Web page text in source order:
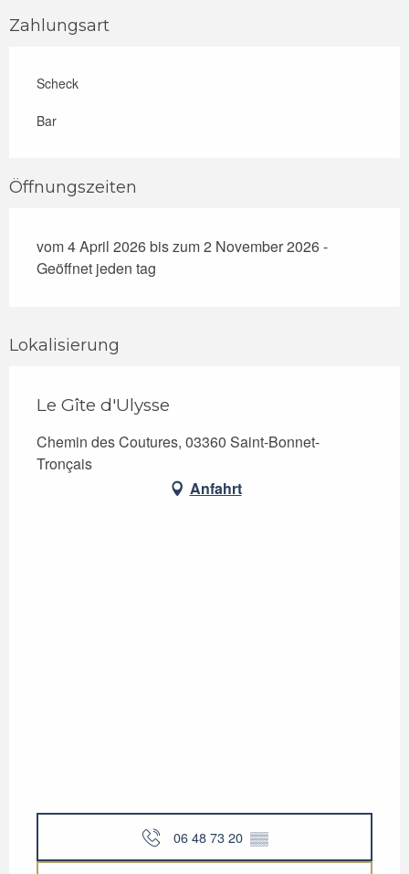
Zahlungsart
Scheck
Bar
Öffnungszeiten
vom 4 April 2026 bis zum 2 November 2026 -
Geöffnet jeden tag
Lokalisierung
Le Gîte d'Ulysse
Chemin des Coutures, 03360 Saint-Bonnet-
Tronçais
Anfahrt
06 48 73 20 ▒▒